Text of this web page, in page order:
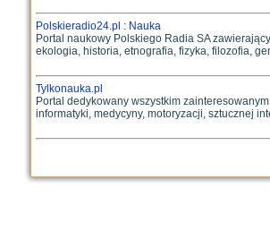
Polskieradio24.pl : Nauka
Portal naukowy Polskiego Radia SA
ekologia, historia, etnografia, fizyka, filozofia,
Tylkonauka.pl
Portal dedykowany wszystkim
informatyki, medycyny, motoryzacji, sztucznej